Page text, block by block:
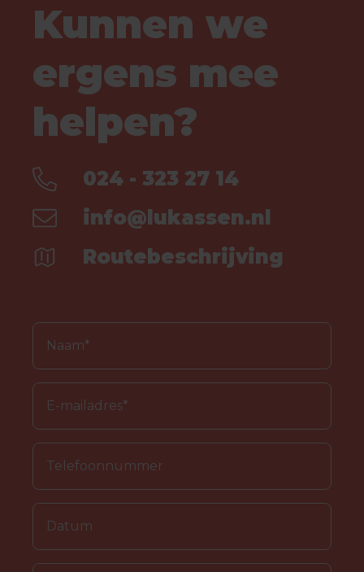
Kunnen we
ergens mee
helpen?
024 - 323 27 14
info@lukassen.nl
Routebeschrijving